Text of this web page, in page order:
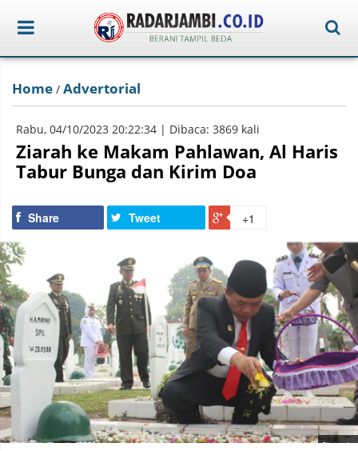
Home / Advertorial
Rabu, 04/10/2023 20:22:34 | Dibaca: 3869 kali
Ziarah ke Makam Pahlawan, Al Haris
Tabur Bunga dan Kirim Doa
Share Tweet +1
Photo by